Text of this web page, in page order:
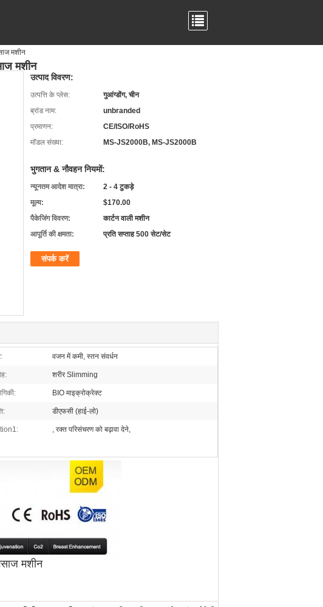
मशीन
मशीन
उत्पाद विवरण:
उत्पत्ति के प्लेस:
गुआंग्डोंग, चीन
ब्रांड नाम:
unbranded
प्रमाणन:
CE/ISO/RoHS
मॉडल संख्या:
MS-JS2000B, MS-JS2000B
भुगतान & नौवहन नियमों:
न्यूनतम आदेश मात्रा:
2 - 4 टुकड़े
मूल्य:
$170.00
पैकेजिंग विवरण:
कार्टन वाली मशीन
आपूर्ति की क्षमता:
प्रति सप्ताह 500 सेट/सेट
संपर्क करें
वजन में कमी, स्तन संवर्धन
शरीर Slimming
BIO माइक्रोक्रेक्ट
डीएफसी (हाई-लो)
, रक्त परिसंचरण को बढ़ावा देने,
मशीन